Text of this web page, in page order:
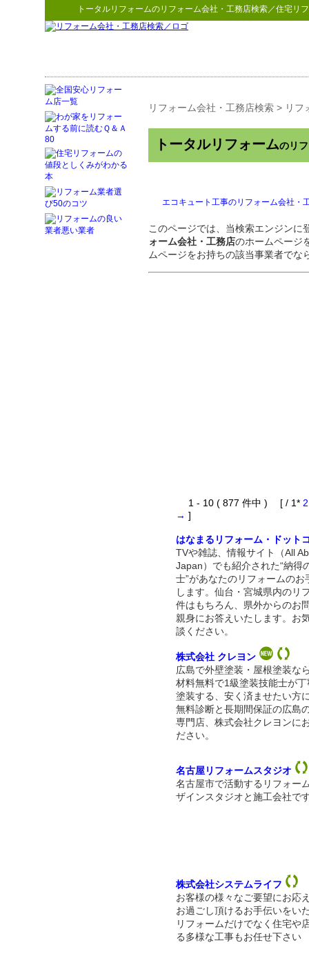
トータルリフォームのリフォーム会社・工務店検索／住宅リ
リフォーム会社・工務店検索 > リフ
トータルリフォームのリ
エコキュート工事のリフォーム会社・
このページでは、当検索エンジンに
ォーム会社・工務店のホームページ
ムページをお持ちの該当事業者でな
1 - 10 ( 877 件中 ) [ / 1* 2
→ ]
はなまるリフォーム・ドット
TVや雑誌、情報サイト（All
Japan）でも紹介された“納得
士”があなたのリフォームのお
します。仙台・宮城県内のリ
件はもちろん、県外からのお
親身にお答えいたします。お
談ください。
株式会社 クレヨン
広島で外壁塗装・屋根塗装な
材料無料で1級塗装技能士が
塗装する、安く済ませたい方
無料診断と長期間保証の広島
専門店、株式会社クレヨンに
ださい。
名古屋リフォームスタジオ
名古屋市で活動するリフォー
ザインスタジオと施工会社で
株式会社システムライフ
お客様の様々なご要望にお応
お過ごし頂けるお手伝いをい
リフォームだけでなく住宅や
る多様な工事もお任せ下さい